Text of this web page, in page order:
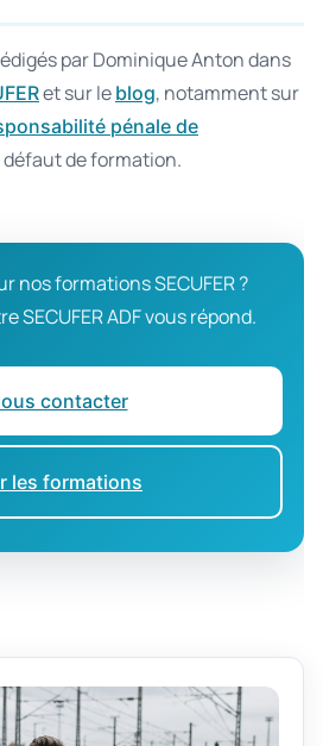
par Dominique Anton dans
et sur le blog, notamment sur
pénale de
défaut de formation.
nos formations SECUFER ?
SECUFER ADF vous répond.
contacter
les formations